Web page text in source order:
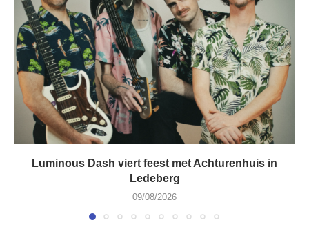
Luminous Dash viert feest met Achturenhuis in
Ledeberg
09/08/2026